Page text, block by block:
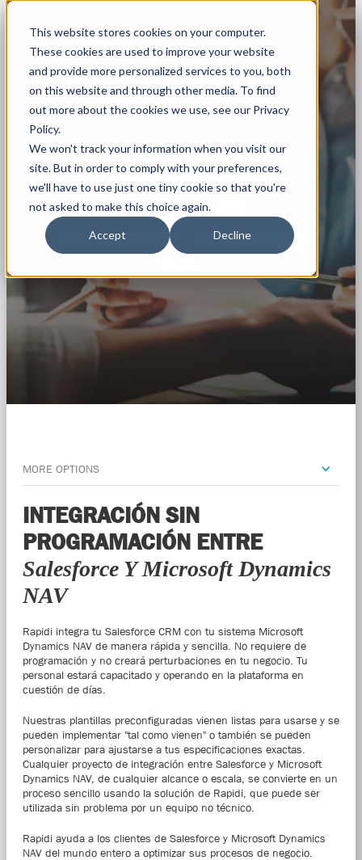
This website stores cookies on your computer.
These cookies are used to improve your website
and provide more personalized services to you, both
on this website and through other media. To find
out more about the cookies we use, see our Privacy
Policy.
We won't track your information when you visit our
site. But in order to comply with your preferences,
we'll have to use just one tiny cookie so that you're
not asked to make this choice again.
Accept Decline
INTEGRACIÓN
SALESFORCE -
MICROSOFT DYNAMICS
NAV
MORE OPTIONS
INTEGRACIÓN SIN
PROGRAMACIÓN ENTRE
Salesforce Y Microsoft Dynamics
NAV
Rapidi integra tu Salesforce CRM con tu sistema Microsoft
Dynamics NAV de manera rápida y sencilla. No requiere de
programación y no creará perturbaciones en tu negocio. Tu
personal estará capacitado y operando en la plataforma en
cuestión de días.
Nuestras plantillas preconfiguradas vienen listas para usarse y se
pueden implementar "tal como vienen" o también se pueden
personalizar para ajustarse a tus especificaciones exactas.
Cualquier proyecto de integración entre Salesforce y Microsoft
Dynamics NAV, de cualquier alcance o escala, se convierte en un
proceso sencillo usando la solución de Rapidi, que puede ser
utilizada sin problema por un equipo no técnico.
Rapidi ayuda a los clientes de Salesforce y Microsoft Dynamics
NAV del mundo entero a optimizar sus procesos de negocio.